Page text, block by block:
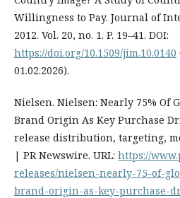
Willingness to Pay. Journal of
2012. Vol. 20, no. 1. P. 19–41. DOI:
https://doi.org/10.1509/jim.10.0140
01.02.2026).
Nielsen. Nielsen: Nearly 75% Of
Brand Origin As Key Purchase
release distribution, targeting,
| PR Newswire. URL: https://
releases/nielsen-nearly-75-of-
brand-origin-as-key-purchase-